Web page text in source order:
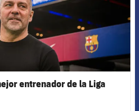
entrenador de la Liga